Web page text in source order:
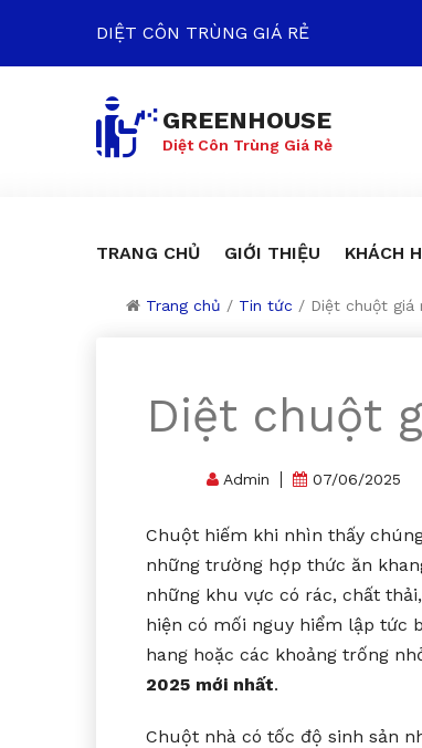
DIỆT CÔN TRÙNG GIÁ RẺ
GREENHOUSE
Diệt Côn Trùng Giá Rẻ
TRANG CHỦ GIỚI THIỆU KHÁCH
Trang chủ / Tin tức / Diệt chuột giá
Diệt chuột
Admin 07/06/2025
Chuột hiếm khi nhìn thấy
những trường hợp thức ăn
những khu vực có rác, chất
hiện có mối nguy hiểm lập tức
hang hoặc các khoảng trống
2025 mới nhất.
Chuột nhà có tốc độ sinh sản